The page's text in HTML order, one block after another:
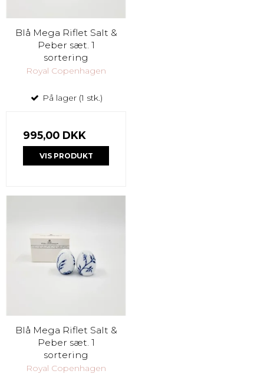
Blå Mega Riflet Salt &
Peber sæt. 1
sortering
Royal Copenhagen
På lager (1 stk.)
995,00 DKK
VIS PRODUKT
Blå Mega Riflet Salt &
Peber sæt. 1
sortering
Royal Copenhagen